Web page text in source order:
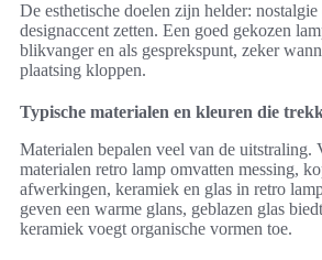
De esthetische doelen zijn helder:
designaccent zetten. Een goed gekozen
blikvanger en als gesprekspunt, zeker
plaatsing kloppen.
Typische materialen en kleuren die
Materialen bepalen veel van de uitstraling.
materialen retro lamp omvatten messing,
afwerkingen, keramiek en glas in retro
geven een warme glans, geblazen glas
keramiek voegt organische vormen toe.